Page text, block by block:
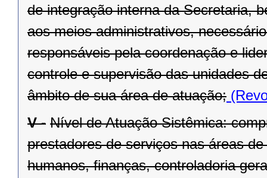
de integração interna da Secretaria,
aos meios administrativos,
responsáveis pela coordenação e
controle e supervisão das unidades
âmbito de sua área de atuação;
V - Nível de Atuação Sistêmica:
prestadores de serviços nas áreas
humanos, finanças, controladoria